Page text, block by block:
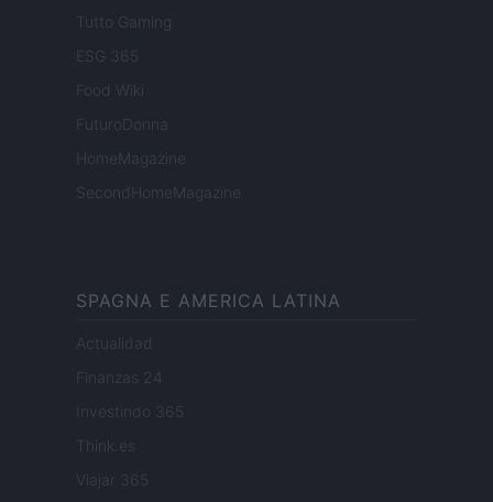
Tutto Gaming
ESG 365
Food Wiki
FuturoDonna
HomeMagazine
SecondHomeMagazine
SPAGNA E AMERICA LATINA
Actualidad
Finanzas 24
Investindo 365
Think.es
Viajar 365